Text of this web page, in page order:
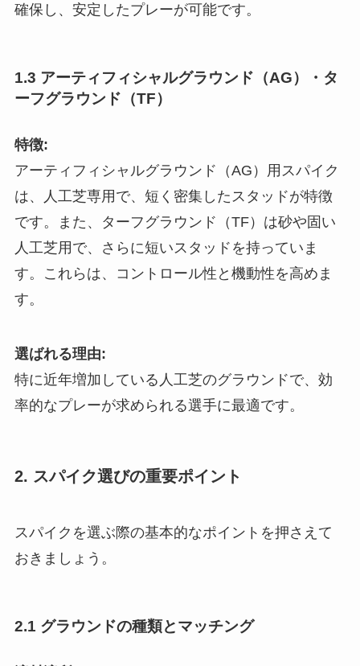
確保し、安定したプレーが可能です。
1.3 アーティフィシャルグラウンド（AG）・タ
ーフグラウンド（TF）
特徴:
アーティフィシャルグラウンド（AG）用スパイク
は、人工芝専用で、短く密集したスタッドが特徴
です。また、ターフグラウンド（TF）は砂や固い
人工芝用で、さらに短いスタッドを持っていま
す。これらは、コントロール性と機動性を高めま
す。
選ばれる理由:
特に近年増加している人工芝のグラウンドで、効
率的なプレーが求められる選手に最適です。
2. スパイク選びの重要ポイント
スパイクを選ぶ際の基本的なポイントを押さえて
おきましょう。
2.1 グラウンドの種類とマッチング